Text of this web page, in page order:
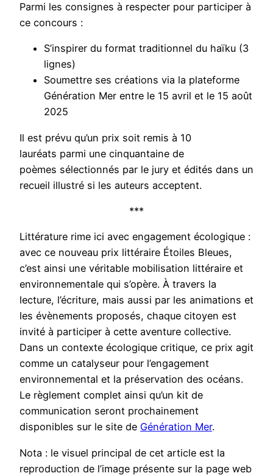
Parmi les consignes à respecter pour participer à
ce concours :
S’inspirer du format traditionnel du haïku (3
lignes)
Soumettre ses créations via la plateforme
Génération Mer entre le 15 avril et le 15 août
2025
Il est prévu qu’un prix soit remis à 10
lauréats parmi une cinquantaine de
poèmes sélectionnés par le jury et édités dans un
recueil illustré si les auteurs acceptent.
***
Littérature rime ici avec engagement écologique :
avec ce nouveau prix littéraire Étoiles Bleues,
c’est ainsi une véritable mobilisation littéraire et
environnementale qui s’opère. À travers la
lecture, l’écriture, mais aussi par les animations et
les évènements proposés, chaque citoyen est
invité à participer à cette aventure collective.
Dans un contexte écologique critique, ce prix agit
comme un catalyseur pour l’engagement
environnemental et la préservation des océans.
Le règlement complet ainsi qu’un kit de
communication seront prochainement
disponibles sur le site de Génération Mer.
Nota : le visuel principal de cet article est la
reproduction de l’image présente sur la page web